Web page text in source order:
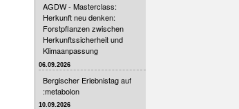
AGDW - Masterclass:
Herkunft neu denken:
Forstpflanzen zwischen
Herkunftssicherheit und
Klimaanpassung
06.09.2026
Bergischer Erlebnistag auf
:metabolon
10.09.2026